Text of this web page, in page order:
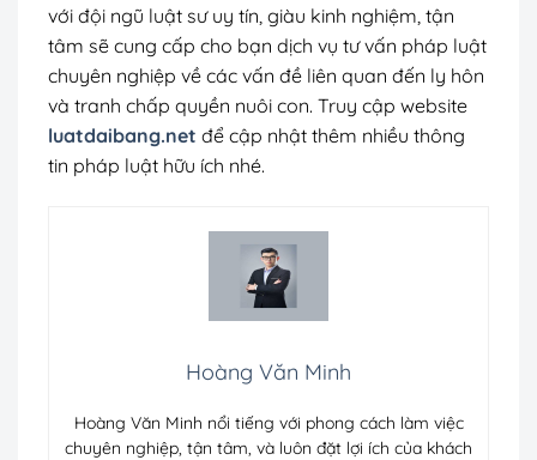
với đội ngũ luật sư uy tín, giàu kinh nghiệm, tận
tâm sẽ cung cấp cho bạn dịch vụ tư vấn pháp luật
chuyên nghiệp về các vấn đề liên quan đến ly hôn
và tranh chấp quyền nuôi con. Truy cập website
luatdaibang.net để cập nhật thêm nhiều thông
tin pháp luật hữu ích nhé.
Hoàng Văn Minh
Hoàng Văn Minh nổi tiếng với phong cách làm việc
chuyên nghiệp, tận tâm, và luôn đặt lợi ích của khách